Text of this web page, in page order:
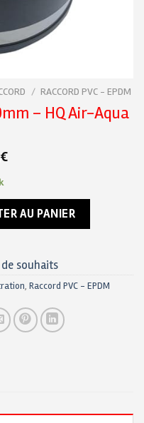
/ RACCORD PVC - EPDM
– HQ Air-Aqua
€
50/110mm - HQ Air-Aqua
AU PANIER
souhaits
, Raccord PVC - EPDM